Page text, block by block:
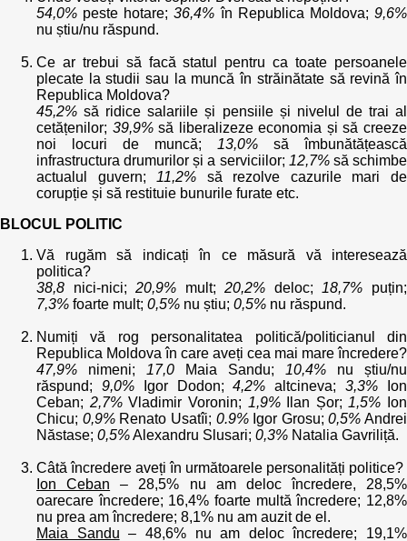
54,0% peste hotare;36,4% în Republica Moldova;9,6%
nu știu/nu răspund.
Ce ar trebui să facă statul pentru ca toate persoanele
plecate la studii sau la muncă în străinătate să revină în
Republica Moldova?
45,2% să ridice salariile și pensiile și nivelul de trai al
cetățenilor; 39,9%să liberalizeze economia și să creeze
noi locuri de muncă; 13,0% să îmbunătățească
infrastructura drumurilor și a serviciilor; 12,7%să schimbe
actualul guvern; 11,2% să rezolve cazurile mari de
corupție și să restituie bunurile furate etc.
BLOCUL POLITIC
Vă rugăm să indicați în ce măsură vă interesează
politica?
38,8 nici-nici;20,9% mult;20,2% deloc; 18,7% puțin;
7,3% foarte mult; 0,5% nu știu; 0,5% nu răspund.
Numiți vă rog personalitatea politică/politicianul din
Republica Moldova în care aveți cea mai mare încredere?
47,9% nimeni; 17,0 Maia Sandu; 10,4% nu știu/nu
răspund; 9,0%Igor Dodon;4,2% altcineva;3,3% Ion
Ceban; 2,7%Vladimir Voronin; 1,9%Ilan Șor; 1,5% Ion
Chicu; 0,9%Renato Usatîi; 0.9%Igor Grosu;0,5% Andrei
Năstase; 0,5%Alexandru Slusari; 0,3% Natalia Gavriliță.
Câtă încredere aveți în următoarele personalități politice?
Ion Ceban – 28,5% nu am deloc încredere, 28,5%
oarecare încredere; 16,4% foarte multă încredere; 12,8%
nu prea am încredere; 8,1% nu am auzit de el.
Maia Sandu – 48,6% nu am deloc încredere; 19,1%